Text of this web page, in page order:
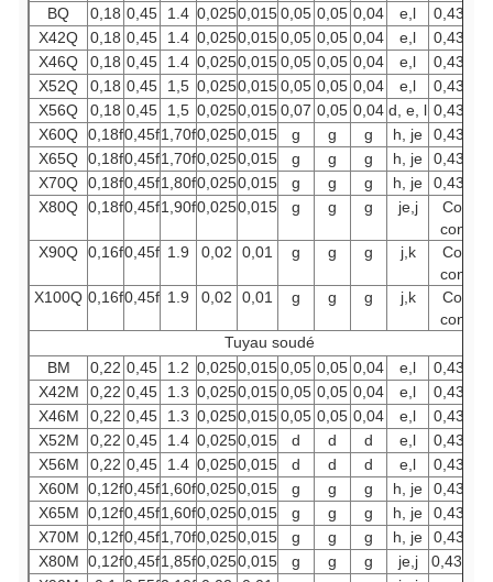
BQ
0,18 0,45 1.4 0,0250,0150,05 0,05 0,04 e,l 0,43
X42Q
0,18 0,45 1.4 0,0250,0150,05 0,05 0,04 e,l 0,43
X46Q
0,18 0,45 1.4 0,0250,0150,05 0,05 0,04 e,l 0,43
X52Q
0,18 0,45 1,5 0,0250,0150,05 0,05 0,04 e,l 0,43
X56Q
0,18 0,45 1,5 0,0250,0150,07 0,05 0,04 d, e, l 0,43
X60Q 0,18f0,45f1,70f0,0250,015 g g g h, je 0,43
X65Q 0,18f0,45f1,70f0,0250,015 g g g h, je 0,43
X70Q 0,18f0,45f1,80f0,0250,015 g g g h, je 0,43
X80Q 0,18f0,45f1,90f0,0250,015 g g g je,j
X90Q 0,16f0,45f 1.9 0,02 0,01 g g g j,k
X100Q 0,16f0,45f 1.9 0,02 0,01 g g g j,k
Tuyau soudé
BM
0,22 0,45 1.2 0,0250,0150,05 0,05 0,04 e,l 0,43
X42M
0,22 0,45 1.3 0,0250,0150,05 0,05 0,04 e,l 0,43
X46M
0,22 0,45 1.3 0,0250,0150,05 0,05 0,04 e,l 0,43
X52M
0,22 0,45 1.4 0,0250,015 d d d e,l 0,43
X56M
0,22 0,45 1.4 0,0250,015 d d d e,l 0,43
X60M 0,12f0,45f1,60f0,0250,015 g g g h, je 0,43
X65M 0,12f0,45f1,60f0,0250,015 g g g h, je 0,43
X70M 0,12f0,45f1,70f0,0250,015 g g g h, je 0,43
X80M 0,12f0,45f1,85f0,0250,015 g g g je,j 0,43f